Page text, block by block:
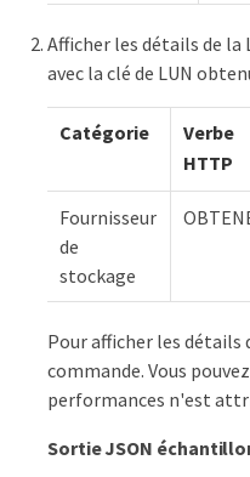
Afficher les détails de la
avec la clé de LUN
Catégorie
Verbe
HTTP
Fournisseur
de
stockage
Pour afficher les détails
commande. Vous
performances n'est
Sortie JSON